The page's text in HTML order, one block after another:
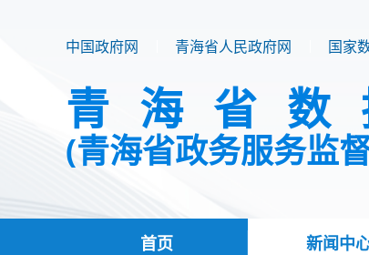
中国政府网 青海省人民政府网 国家
青海省数
(青海省政务服务监
首页 新闻中